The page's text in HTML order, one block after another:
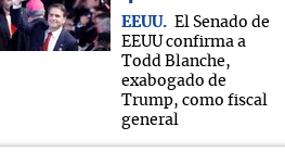
EEUU
El Senado de
EEUU confirma a
Todd Blanche,
exabogado de
Trump, como fiscal
general